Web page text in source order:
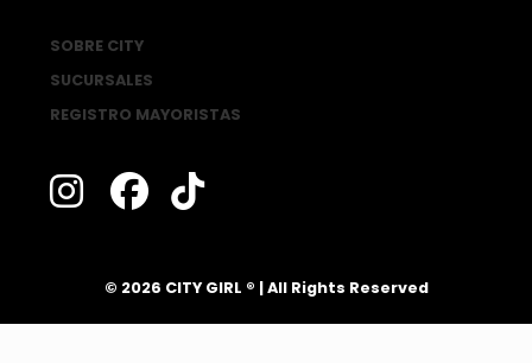
SOBRE CITY
SUCURSALES
REGISTRO MAYORISTAS
© 2026 CITY GIRL ® | All Rights Reserved